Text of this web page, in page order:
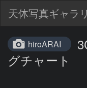
天体写真ギャラ
hiroARAI
グチャート